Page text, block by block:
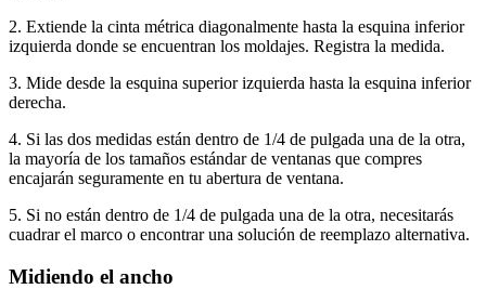
2. Extiende la cinta métrica diagonalmente hasta la esquina inferior
izquierda donde se encuentran los moldajes. Registra la medida.
3. Mide desde la esquina superior izquierda hasta la esquina inferior
derecha.
4. Si las dos medidas están dentro de 1/4 de pulgada una de la otra,
la mayoría de los tamaños estándar de ventanas que compres
encajarán seguramente en tu abertura de ventana.
5. Si no están dentro de 1/4 de pulgada una de la otra, necesitarás
cuadrar el marco o encontrar una solución de reemplazo alternativa.
Midiendo el ancho